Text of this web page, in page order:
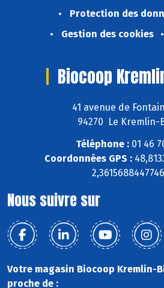
Protection des
Gestion des cookies
Biocoop
41 avenue de
94270 Le Kremlin-
Téléphone : 01 46
Coordonnées GPS :
Nous suivre sur
Votre magasin Biocoop Kremlin-
proche de :